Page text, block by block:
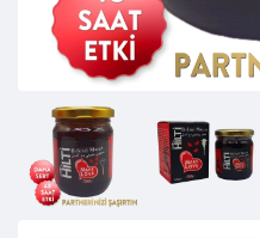
9e bestseller van de week